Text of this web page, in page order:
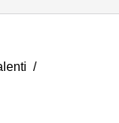
/